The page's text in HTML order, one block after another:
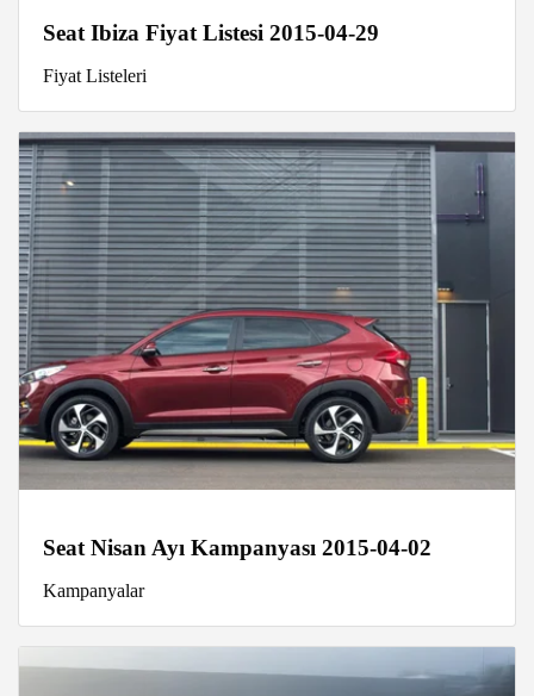
Seat Ibiza Fiyat Listesi 2015-04-29
Fiyat Listeleri
Seat Nisan Ayı Kampanyası 2015-04-02
Kampanyalar